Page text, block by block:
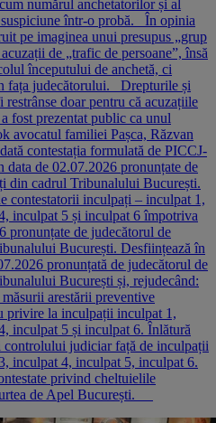
numărul anchetatorilor și al
într-o probă. În opinia
pe imaginea unui presupus „grup
de „trafic de persoane”, însă
începutului de anchetă, ci
fața judecătorului. Drepturile și
doar pentru că acuzațiile
fost prezentat public ca unul
avocatul familiei Pașca, Răzvan
contestația formulată de PICCJ-
de 02.07.2026 pronunțate de
din cadrul Tribunalului București.
contestatorii inculpați – inculpat 1,
inculpat 5 și inculpat 6 împotriva
pronunțate de judecătorul de
București. Desființează în
pronunțată de judecătorul de
București și, rejudecând:
arestării preventive
la inculpații inculpat 1,
inculpat 5 și inculpat 6. Înlătură
judiciar față de inculpații
inculpat 4, inculpat 5, inculpat 6.
privind cheltuielile
de Apel București.